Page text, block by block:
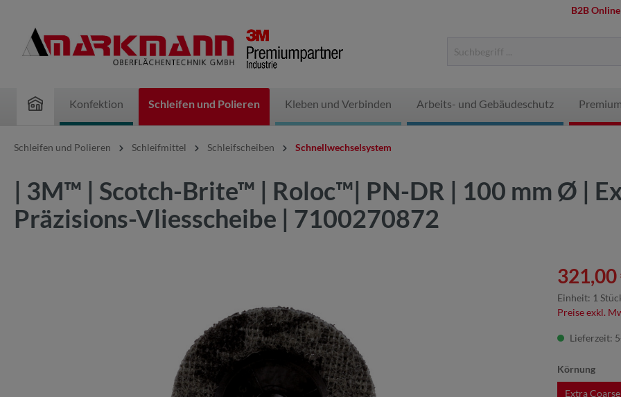
B2B
Konfektion Schleifen und Polieren Kleben und Verbinden Arbeits- und Gebäudeschutz
Schleifen und Polieren Schleifmittel Schleifscheiben Schnellwechselsystem
| 3M™ | Scotch-Brite™ | Roloc™| PN-DR | 100 mm Ø |
Präzisions-Vliesscheibe | 7100270872
321,00
Einheit: 1
Preise exkl.
Lieferzeit:
Körnung
Extra Coarse